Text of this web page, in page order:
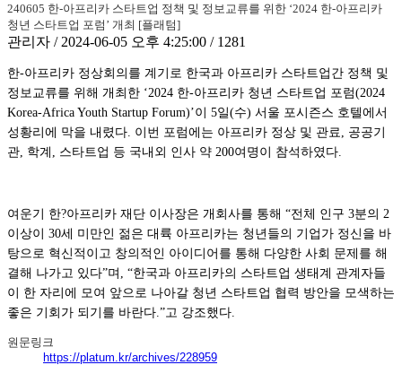
240605 한-아프리카 스타트업 정책 및 정보교류를 위한 ‘2024 한-아프리카
청년 스타트업 포럼’ 개최 [플래텀]
관리자 / 2024-06-05 오후 4:25:00 / 1281
한-아프리카 정상회의를 계기로 한국과 아프리카 스타트업간 정책 및
정보교류를 위해 개최한 ‘2024 한-아프리카 청년 스타트업 포럼(2024
Korea-Africa Youth Startup Forum)’이 5일(수) 서울 포시즌스 호텔에서
성황리에 막을 내렸다. 이번 포럼에는 아프리카 정상 및 관료, 공공기
관, 학계, 스타트업 등 국내외 인사 약 200여명이 참석하였다.
여운기 한?아프리카 재단 이사장은 개회사를 통해 “전체 인구 3분의 2
이상이 30세 미만인 젊은 대륙 아프리카는 청년들의 기업가 정신을 바
탕으로 혁신적이고 창의적인 아이디어를 통해 다양한 사회 문제를 해
결해 나가고 있다”며, “한국과 아프리카의 스타트업 생태계 관계자들
이 한 자리에 모여 앞으로 나아갈 청년 스타트업 협력 방안을 모색하는
좋은 기회가 되기를 바란다.”고 강조했다.
원문링크
https://platum.kr/archives/228959